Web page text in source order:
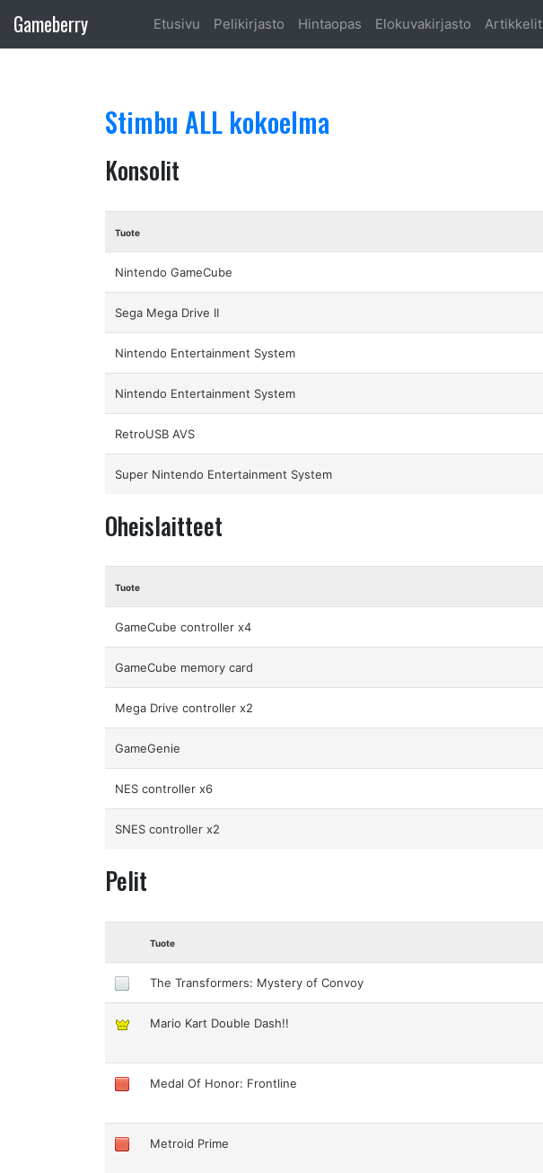
Gameberry Etusivu Pelikirjasto Hintaopas Elokuvakirjasto Artikkelit
Stimbu ALL kokoelma
Konsolit
Tuote
Nintendo GameCube
Sega Mega Drive II
Nintendo Entertainment System
Nintendo Entertainment System
RetroUSB AVS
Super Nintendo Entertainment System
Oheislaitteet
Tuote
GameCube controller x4
GameCube memory card
Mega Drive controller x2
GameGenie
NES controller x6
SNES controller x2
Pelit
Tuote
The Transformers: Mystery of Convoy
Mario Kart Double Dash!!
Medal Of Honor: Frontline
Metroid Prime